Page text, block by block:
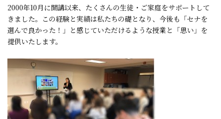
2000年10月に開講以来、たくさんの生徒・ご家庭をサポートして
きました。この経験と実績は私たちの礎となり、今後も「セナを
選んで良かった！」と感じていただけるような授業と「思い」を
提供いたします。